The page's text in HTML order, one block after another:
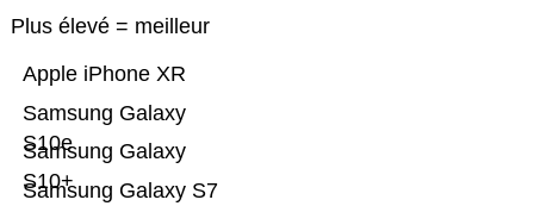
Plus élevé = meilleur
Samsung Galaxy S7
Samsung Galaxy
S10+
Samsung Galaxy
S10e
Apple iPhone XR